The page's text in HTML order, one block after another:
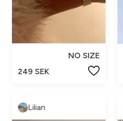
NO SIZE
249 SEK
Lilian